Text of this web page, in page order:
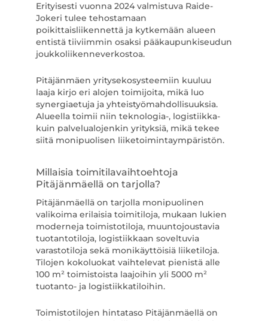
Erityisesti vuonna 2024 valmistuva Raide-
Jokeri tulee tehostamaan
poikittaisliikennettä ja kytkemään alueen
entistä tiiviimmin osaksi pääkaupunkiseudun
joukkoliikenneverkostoa.
Pitäjänmäen yritysekosysteemiin kuuluu
laaja kirjo eri alojen toimijoita, mikä luo
synergiaetuja ja yhteistyömahdollisuuksia.
Alueella toimii niin teknologia-, logistiikka-
kuin palvelualojenkin yrityksiä, mikä tekee
siitä monipuolisen liiketoimintaympäristön.
Millaisia toimitilavaihtoehtoja
Pitäjänmäellä on tarjolla?
Pitäjänmäellä on tarjolla monipuolinen
valikoima erilaisia toimitiloja, mukaan lukien
moderneja toimistotiloja, muuntojoustavia
tuotantotiloja, logistiikkaan soveltuvia
varastotiloja sekä monikäyttöisiä liiketiloja.
Tilojen kokoluokat vaihtelevat pienistä alle
100 m² toimistoista laajoihin yli 5000 m²
tuotanto- ja logistiikkatiloihin.
Toimistotilojen hintataso Pitäjänmäellä on